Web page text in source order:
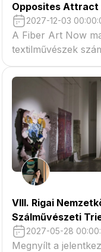
Opposites Attract
2027-12-03
A Fiber Art Now
textilművészek
VIII. Rigai
Szálművészeti
2027-05-28
Megnyílt a